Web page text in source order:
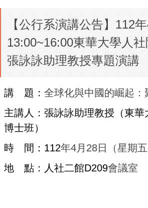
【公行系演講公告】112
13:00~16:00東華大學人
張詠詠助理教授專題演講
講 題： 全球化與中國的崛起：
主講人： 張詠詠助理教授 （東
博士班）
時 間：112年4月28日（星期
地 點：人社二館D209會議室